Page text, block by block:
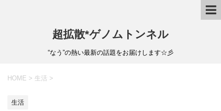
超拡散*ゲノムトンネル
“なう”の熱い最新の話題をお届けします☆彡
HOME > 生活 >
生活